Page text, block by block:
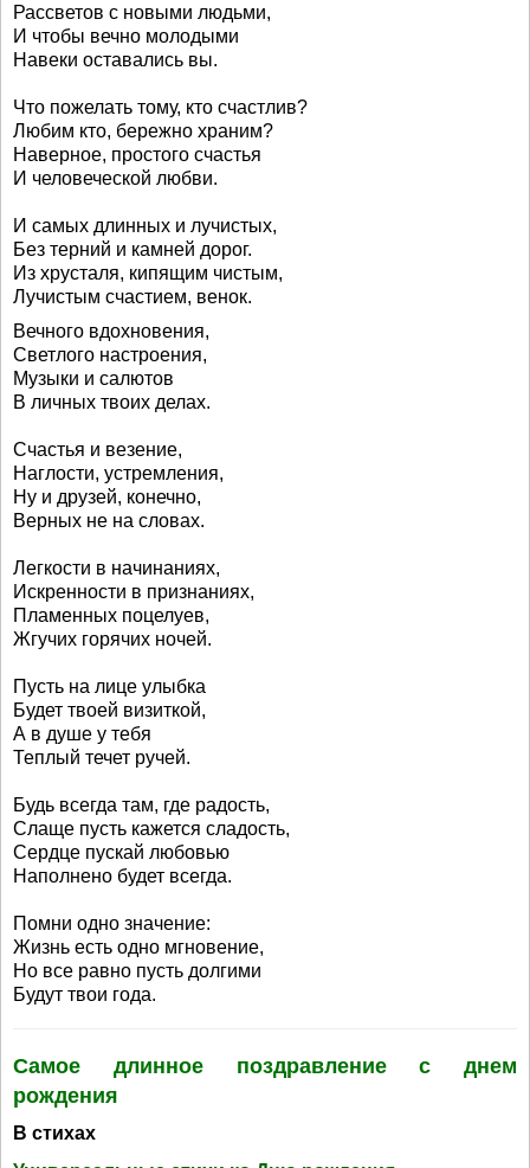
Рассветов с новыми людьми,
И чтобы вечно молодыми
Навеки оставались вы.
Что пожелать тому, кто счастлив?
Любим кто, бережно храним?
Наверное, простого счастья
И человеческой любви.
И самых длинных и лучистых,
Без терний и камней дорог.
Из хрусталя, кипящим чистым,
Лучистым счастием, венок.
Вечного вдохновения,
Светлого настроения,
Музыки и салютов
В личных твоих делах.
Счастья и везение,
Наглости, устремления,
Ну и друзей, конечно,
Верных не на словах.
Легкости в начинаниях,
Искренности в признаниях,
Пламенных поцелуев,
Жгучих горячих ночей.
Пусть на лице улыбка
Будет твоей визиткой,
А в душе у тебя
Теплый течет ручей.
Будь всегда там, где радость,
Слаще пусть кажется сладость,
Сердце пускай любовью
Наполнено будет всегда.
Помни одно значение:
Жизнь есть одно мгновение,
Но все равно пусть долгими
Будут твои года.
Самое длинное поздравление с днем
рождения
В стихах